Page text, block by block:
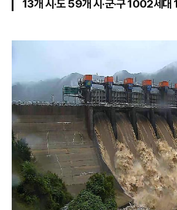
13개 시·도 59개 시·군·구 1002세대